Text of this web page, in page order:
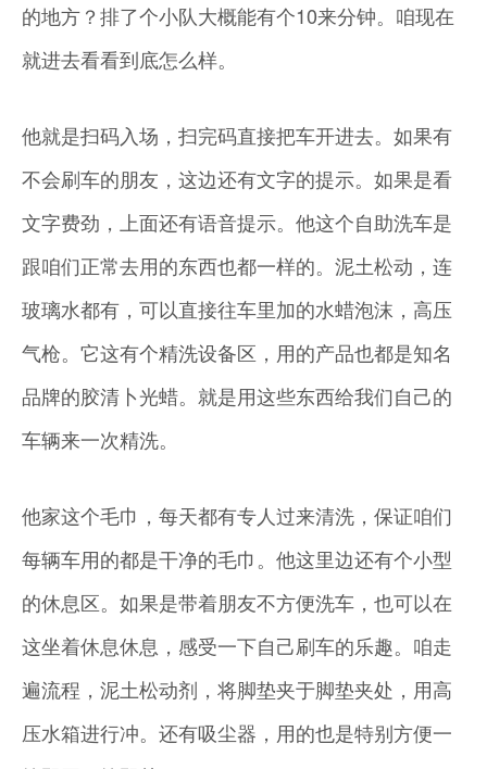
的地方？排了个小队大概能有个10来分钟。咱现在
就进去看看到底怎么样。
他就是扫码入场，扫完码直接把车开进去。如果有
不会刷车的朋友，这边还有文字的提示。如果是看
文字费劲，上面还有语音提示。他这个自助洗车是
跟咱们正常去用的东西也都一样的。泥土松动，连
玻璃水都有，可以直接往车里加的水蜡泡沫，高压
气枪。它这有个精洗设备区，用的产品也都是知名
品牌的胶清卜光蜡。就是用这些东西给我们自己的
车辆来一次精洗。
他家这个毛巾，每天都有专人过来清洗，保证咱们
每辆车用的都是干净的毛巾。他这里边还有个小型
的休息区。如果是带着朋友不方便洗车，也可以在
这坐着休息休息，感受一下自己刷车的乐趣。咱走
遍流程，泥土松动剂，将脚垫夹于脚垫夹处，用高
压水箱进行冲。还有吸尘器，用的也是特别方便一